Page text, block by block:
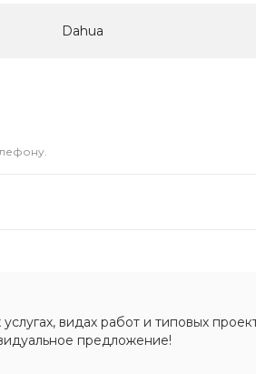
Dahua
видах работ и типовых
предложение!